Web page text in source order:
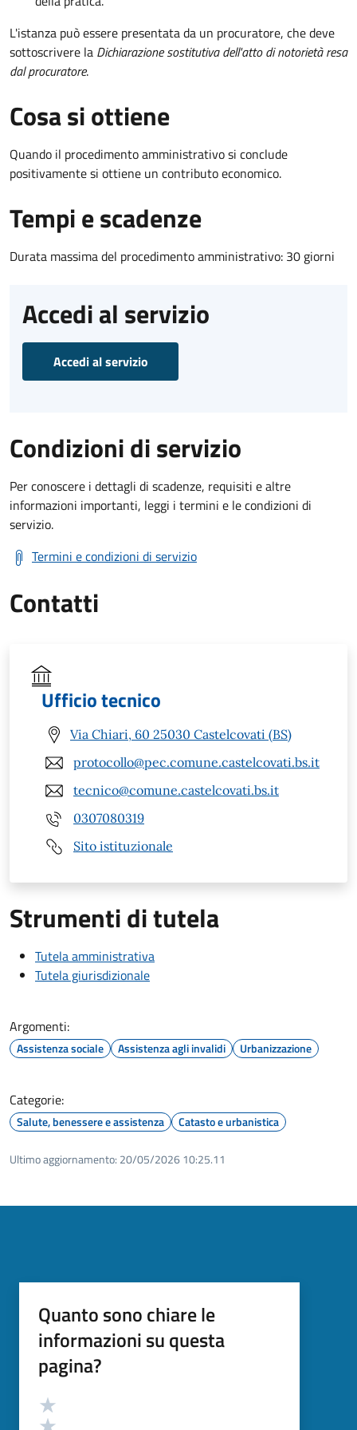
L'istanza può essere presentata da un procuratore, che deve
sottoscrivere la Dichiarazione sostitutiva dell'atto di notorietà resa
dal procuratore.
Cosa si ottiene
Quando il procedimento amministrativo si conclude
positivamente si ottiene un contributo economico.
Tempi e scadenze
Durata massima del procedimento amministrativo: 30 giorni
Accedi al servizio
Accedi al servizio
Condizioni di servizio
Per conoscere i dettagli di scadenze, requisiti e altre
informazioni importanti, leggi i termini e le condizioni di
servizio.
Termini e condizioni di servizio
Contatti
Ufficio tecnico
Via Chiari, 60 25030 Castelcovati (BS)
protocollo@pec.comune.castelcovati.bs.it
tecnico@comune.castelcovati.bs.it
0307080319
Sito istituzionale
Strumenti di tutela
Tutela amministrativa
Tutela giurisdizionale
Argomenti:
Assistenza sociale Assistenza agli invalidi Urbanizzazione
Categorie:
Salute, benessere e assistenza Catasto e urbanistica
Ultimo aggiornamento: 20/05/2026 10:25.11
Quanto sono chiare le
informazioni su questa
pagina?
Valutazione